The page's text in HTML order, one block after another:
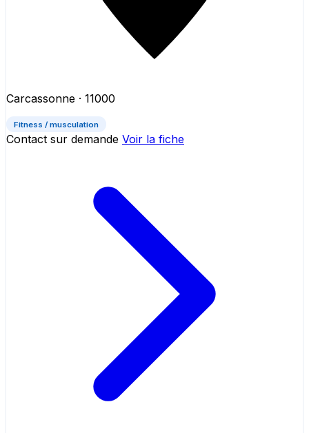
Carcassonne · 11000
Fitness / musculation
Contact sur demande Voir la fiche